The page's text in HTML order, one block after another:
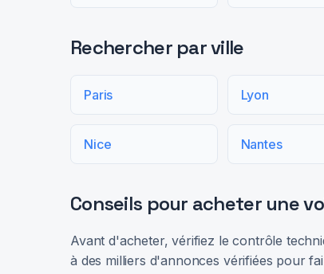
Rechercher par ville
Paris Lyon
Nice Nantes
Conseils pour acheter une
Avant d'acheter, vérifiez le contrôle
à des milliers d'annonces vérifiées pour